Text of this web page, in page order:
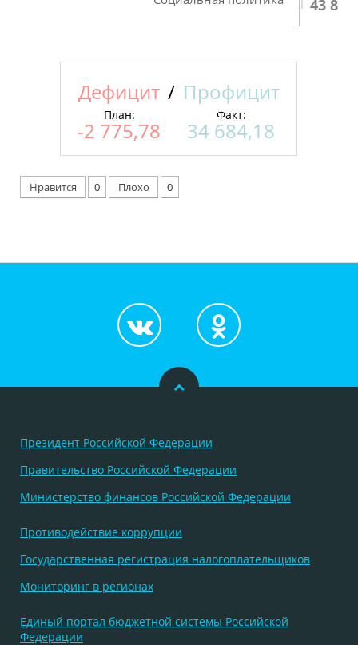
43
Дефицит / Профицит
План: Факт:
-2 775,78 34 684,18
Нравится 0 Плохо 0
Президент Российской Федерации
Правительство Российской Федерации
Министерство финансов Российской Федерации
Противодействие коррупции
Государственная регистрация налогоплательщиков
Мониторинг в регионах
Единый портал бюджетной системы Российской
Федерации